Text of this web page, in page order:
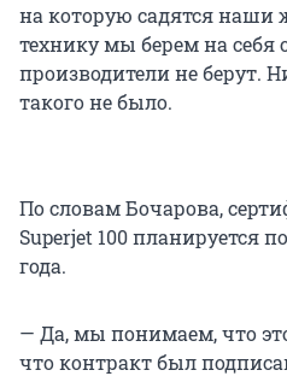
на которую садятся наши
технику мы берем на себя
производители не берут.
такого не было.
По словам Бочарова,
Superjet 100 планируется
года.
— Да, мы понимаем, что
что контракт был